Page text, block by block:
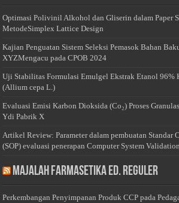
Optimasi Polivinil Alkohol dan Gliserin dalam Paper
MetodeSimplex Lattice Design
Kajian Penguatan Sistem Seleksi Pemasok Bahan
XYZMengacu pada CPOB 2024
Uji Stabilitas Formulasi Emulgel Ekstrak Etanol 96%
(Allium cepa L.)
Evaluasi Emisi Karbon Dioksida (Co₂) Proses
Ydi Pabrik X
Artikel Review: Parameter dalam pembuatan Standar
(SOP) evaluasi penerapan Computer System
Majalah Farmasetika Ed. Reguler
Perkembangan Penyimpanan Produk CCP pada